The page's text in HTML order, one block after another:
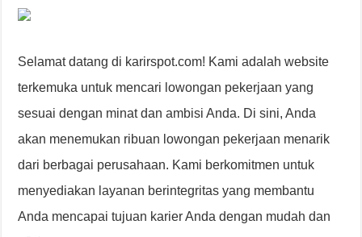
Selamat datang di karirspot.com! Kami adalah website
terkemuka untuk mencari lowongan pekerjaan yang
sesuai dengan minat dan ambisi Anda. Di sini, Anda
akan menemukan ribuan lowongan pekerjaan menarik
dari berbagai perusahaan. Kami berkomitmen untuk
menyediakan layanan berintegritas yang membantu
Anda mencapai tujuan karier Anda dengan mudah dan